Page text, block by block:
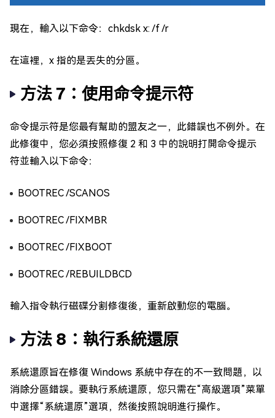
現在，輸入以下命令：chkdsk x: /f /r
在這裡，x 指的是丟失的分區。
方法 7：使用命令提示符
命令提示符是您最有幫助的盟友之一，此錯誤也不例外。在
此修復中，您必須按照修復 2 和 3 中的說明打開命令提示
符並輸入以下命令：
BOOTREC /SCANOS
BOOTREC /FIXMBR
BOOTREC /FIXBOOT
BOOTREC /REBUILDBCD
輸入指令執行磁碟分割修復後，重新啟動您的電腦。
方法 8：執行系統還原
系統還原旨在修復 Windows 系統中存在的不一致問題，以
消除分區錯誤。要執行系統還原，您只需在“高級選項”菜單
中選擇“系統還原”選項，然後按照說明進行操作。